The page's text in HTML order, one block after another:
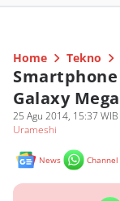
Home Tekno
Galaxy
25 Agu 2014, 15:37 WIB
Urameshi
News Channel